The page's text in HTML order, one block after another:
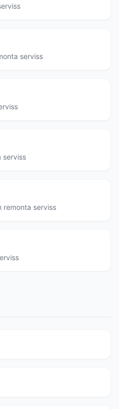
serviss
serviss
remonta serviss